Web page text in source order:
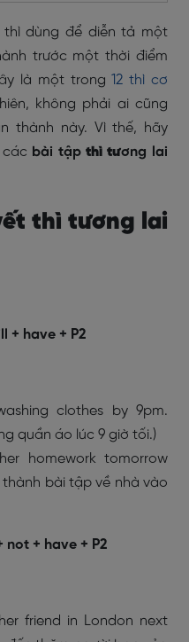
thì dùng để diễn tả một
trước một thời điểm
là một trong12 thì cơ
không phải ai cũng
thành này. Vì thế, hãy
các bài tập thì tương lai
thì tương lai
+ have + P2
clothes by 9pm.
quần áo lúc 9 giờ tối.)
homework tomorrow
bài tập về nhà vào
not + have + P2
friend in London next